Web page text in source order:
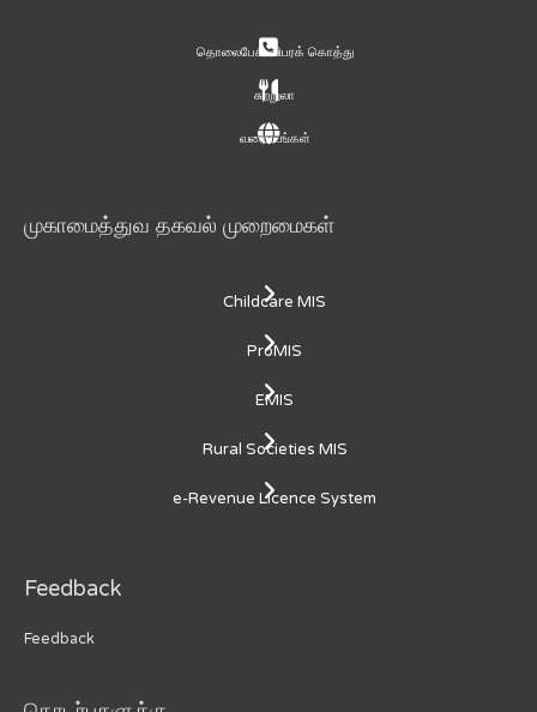
தொலைபேசி விபரக் கொத்து
சுற்றுலா
வரைபடங்கள்
முகாமைத்துவ தகவல் முறைமைகள்
Childcare MIS
ProMIS
EMIS
Rural Societies MIS
e-Revenue Licence System
Feedback
Feedback